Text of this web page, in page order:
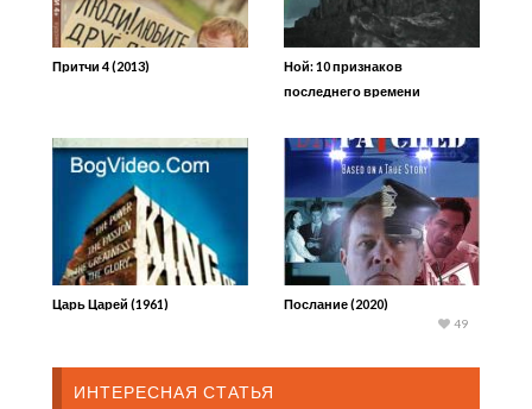
Притчи 4 (2013)
Ной: 10 признаков
последнего времени
Царь Царей (1961) Послание (2020)
49
ИНТЕРЕСНАЯ СТАТЬЯ